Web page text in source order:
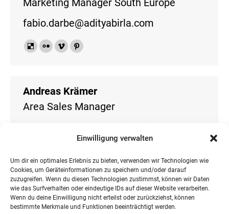
Einwilligung verwalten
Um dir ein optimales Erlebnis zu bieten, verwenden wir Technologien wie
Cookies, um Geräteinformationen zu speichern und/oder darauf
zuzugreifen. Wenn du diesen Technologien zustimmst, können wir Daten
wie das Surfverhalten oder eindeutige IDs auf dieser Website verarbeiten.
Wenn du deine Einwilligung nicht erteilst oder zurückziehst, können
bestimmte Merkmale und Funktionen beeinträchtigt werden.
Marketing Manager South Europe
fabio.darbe@adityabirla.com
Delicious
FlickrVimeoPinterest
Andreas Krämer
Area Sales Manager
Personal
blog
/
website
Facebook
X
Dr. Thomas Dahlems
Global Lead Wind Energy